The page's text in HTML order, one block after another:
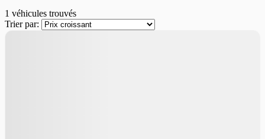
1 véhicules trouvés
Trier par: